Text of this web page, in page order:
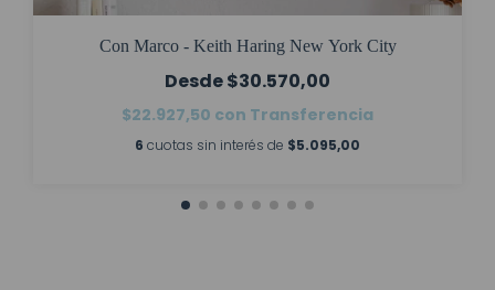
Con Marco - Keith Haring New York City
$30.570,00
$22.927,50 con Transferencia
6 cuotas sin interés de $5.095,00